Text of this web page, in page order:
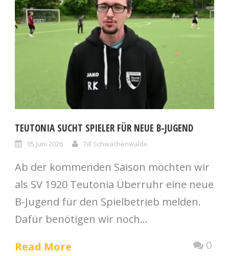
TEUTONIA SUCHT SPIELER FÜR NEUE B-JUGEND
05 Juni 2026 Till Schwachenwalde
Ab der kommenden Saison möchten wir
als SV 1920 Teutonia Überruhr eine neue
B-Jugend für den Spielbetrieb melden.
Dafür benötigen wir noch...
Read More
0